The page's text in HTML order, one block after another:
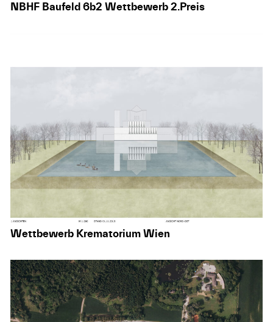
NBHF Baufeld 6b2 Wettbewerb 2.Preis
Wettbewerb Krematorium Wien